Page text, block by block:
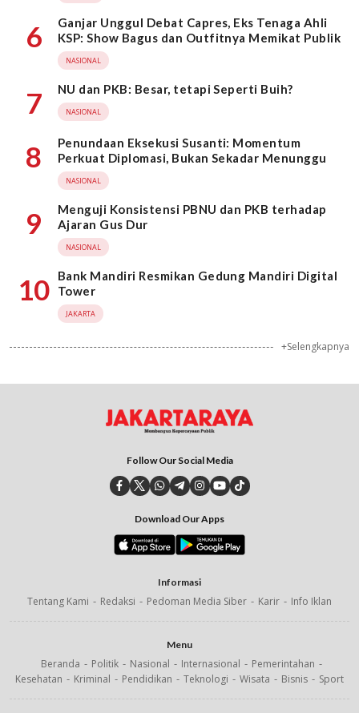
6
Ganjar Unggul Debat Capres, Eks Tenaga Ahli
KSP: Show Bagus dan Outfitnya Memikat Publik
NASIONAL
7 NU dan PKB: Besar, tetapi Seperti Buih?
NASIONAL
8
Penundaan Eksekusi Susanti: Momentum
Perkuat Diplomasi, Bukan Sekadar Menunggu
NASIONAL
9
Menguji Konsistensi PBNU dan PKB terhadap
Ajaran Gus Dur
NASIONAL
10
Bank Mandiri Resmikan Gedung Mandiri Digital
Tower
JAKARTA
+Selengkapnya
Follow Our Social Media
Download Our Apps
Informasi
Tentang Kami Redaksi Pedoman Media Siber Karir Info Iklan
Menu
Beranda Politik Nasional Internasional
Pemerintahan
Kesehatan
Kriminal Pendidikan Teknologi Wisata Bisnis Sport